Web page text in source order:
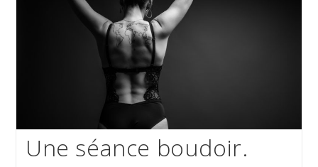
Une séance boudoir.